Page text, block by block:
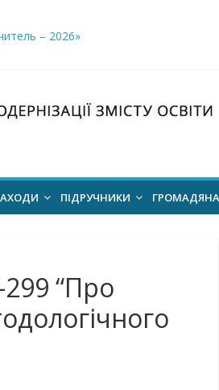
– 2026»
імені Героїв Небесної Сотні
ПІДРУЧНИКИ
“Про